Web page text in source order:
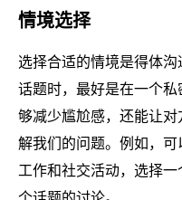
情境选择
选择合适的情境是得体
话题时，最好是在一个
够减少尴尬感，还能让
解我们的问题。例如，
工作和社交活动，选择